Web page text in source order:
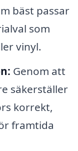
bäst passar
som
vinyl.
Genom att
säkerställer
korrekt,
framtida